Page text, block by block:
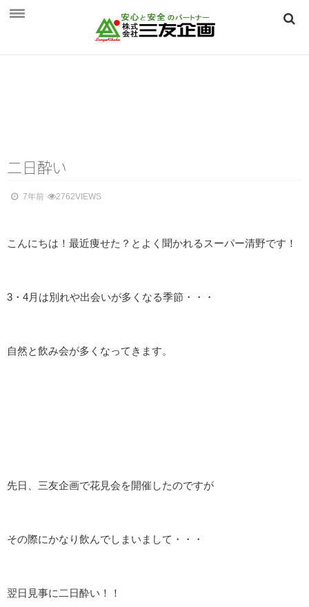
保険相談のご案内
個人向け ～生活を守る保険～
つくば保険相談見直し．ｃｏｍ
会社概要
さんゆうはじめて物語
二日 酔い
7年前 2762VIEWS
こんにちは！最近痩せた？とよく聞かれるスーパー清野です！
3・4月は別れや出会いが多くなる季節・・・
自然と飲み会が多くなってきます。
先日、三友企画で花見会を開催したのですが
その際にかなり飲んでしまいまして・・・
翌日見事に二日酔い！！